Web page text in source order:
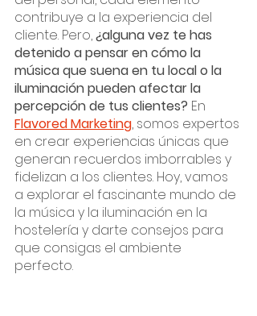
contribuye a la experiencia del
cliente. Pero, ¿alguna vez te has
detenido a pensar en cómo la
música que suena en tu local o la
iluminación pueden afectar la
percepción de tus clientes? En
Flavored Marketing, somos expertos
en crear experiencias únicas que
generan recuerdos imborrables y
fidelizan a los clientes. Hoy, vamos
a explorar el fascinante mundo de
la música y la iluminación en la
hostelería y darte consejos para
que consigas el ambiente
perfecto.